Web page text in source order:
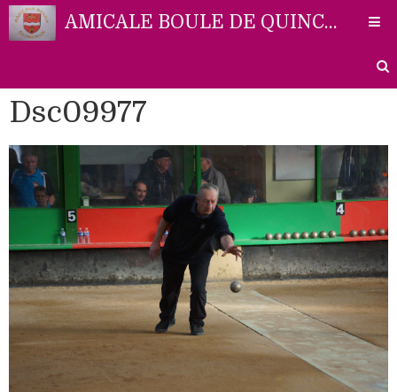
AMICALE BOULE DE QUINCIEUX
Accueil
Liens
Partenaires
Contact
Photos
Dsc09977